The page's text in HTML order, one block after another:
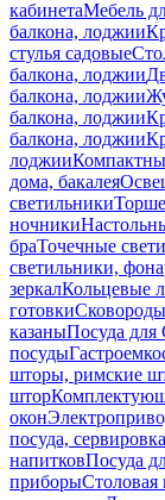
кабинетаМебель
балкона, лоджии
стулья садовые
балкона, лоджии
балкона, лоджии
балкона, лоджии
балкона, лоджии
лоджии
дома, бакалея
светильники
ночники
браТочечные
светильники,
зеркалКольцевые
готовки
казаныПосуда
посуды
шторы, римские
штор
окон
посуда, сервировка
напитковПосуда
приборыСтоловая